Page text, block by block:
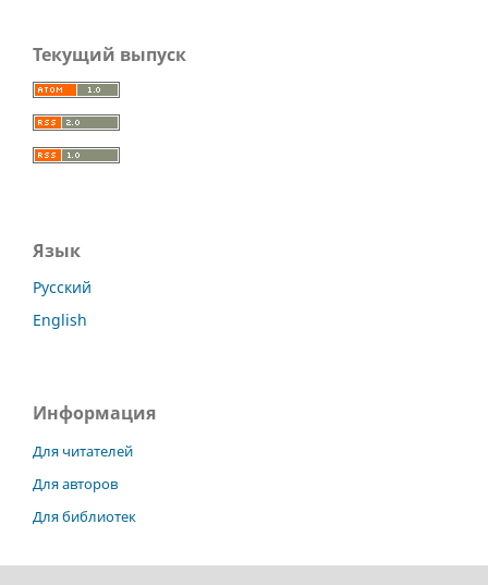
Текущий выпуск
Язык
Русский
English
Информация
Для читателей
Для авторов
Для библиотек